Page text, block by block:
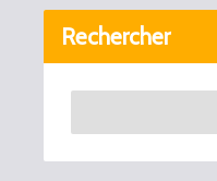
Rechercher